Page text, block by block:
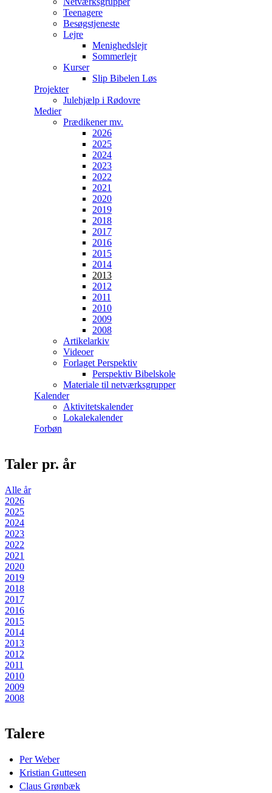
Teenagere
Besøgstjeneste
Lejre
Menighedslejr
Sommerlejr
Kurser
Slip Bibelen Løs
Projekter
Julehjælp i Rødovre
Medier
Prædikener mv.
2026
2025
2024
2023
2022
2021
2020
2019
2018
2017
2016
2015
2014
2013
2012
2011
2010
2009
2008
Artikelarkiv
Videoer
Forlaget Perspektiv
Perspektiv Bibelskole
Materiale til netværksgrupper
Kalender
Aktivitetskalender
Lokalekalender
Forbøn
Taler pr. år
Alle år
2026
2025
2024
2023
2022
2021
2020
2019
2018
2017
2016
2015
2014
2013
2012
2011
2010
2009
2008
Talere
Per Weber
Kristian Guttesen
Claus Grønbæk